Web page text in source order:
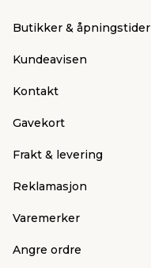
Butikker & åpningstider
Kundeavisen
Kontakt
Gavekort
Frakt & levering
Reklamasjon
Varemerker
Angre ordre